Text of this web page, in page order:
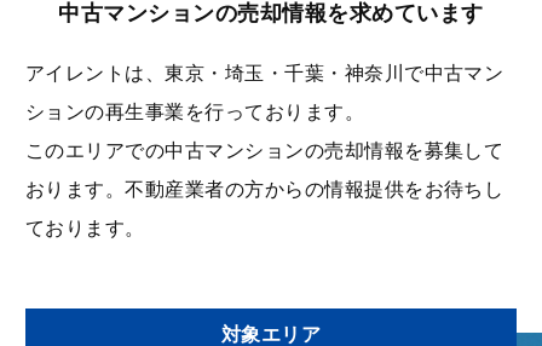
- リノベーションマンション
不動産を売りたい方
- 不動産買取
コンサルティング
- リロケーションサービス
中古マンションの売却情報を求めています
アイレントは、東京・埼⽟・千葉・神奈川で中古マン
ションの再⽣事業を⾏っております。
このエリアでの中古マンションの売却情報を募集して
おります。不動産業者の⽅からの情報提供をお待ちし
ております。
対象エリア